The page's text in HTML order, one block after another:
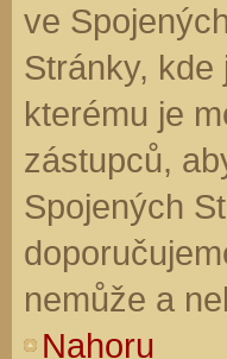
ve
Stránky,
kterému je
zástupců,
Spojených
nemůže a
Nahoru